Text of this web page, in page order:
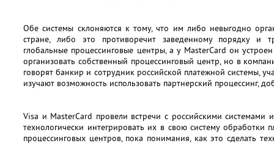
Обе системы склоняются к тому, что им либо невыгодно
стране, либо это противоречит заведенному порядку и
глобальные процессинговые центры, а у MasterCard он
организовать собственный процессинговый центр, но в
говорят банкир и сотрудник российской платежной системы,
изучают возможность использовать партнерский процессинг,
Visa и MasterCard провели встречи с российскими
технологически интегрировать их в свою систему обработки
процессинговых центров, пока понимания, как это сделать